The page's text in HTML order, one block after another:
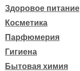
Здоровое питание
Косметика
Парфюмерия
Гигиена
Бытовая химия